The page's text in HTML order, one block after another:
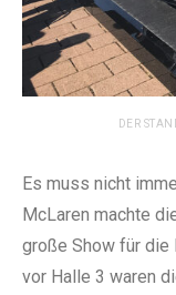
DER
Es muss nicht
McLaren machte
große Show für die
vor Halle 3 waren